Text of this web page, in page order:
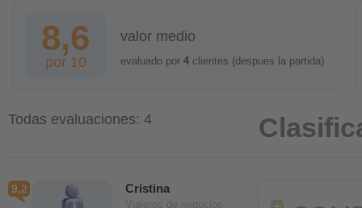
8,6
por 10
valor medio
evaluado por 4 clientes (despues la partida)
Todas evaluaciones: 4
9,2 Cristina